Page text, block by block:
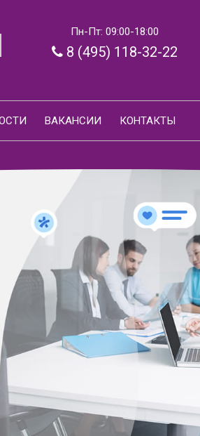
Пн-Пт: 09:00-18:00
8 (495) 118-32-22
ВАКАНСИИ КОНТАКТЫ